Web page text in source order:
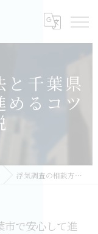
と千葉県
めるコツ
浮気調査の相談方法と千葉県千葉市で安心して進めるコツを徹底解説
市で安心して進